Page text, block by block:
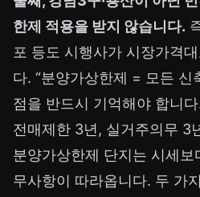
한제 적용을 받지 않습니다.
포 등도 시행사가 시장가격
다. “분양가상한제 = 모든 신
점을 반드시 기억해야 합니
전매제한 3년, 실거주의무 3
분양가상한제 단지는 시세보
무사항이 따라옵니다. 두 가